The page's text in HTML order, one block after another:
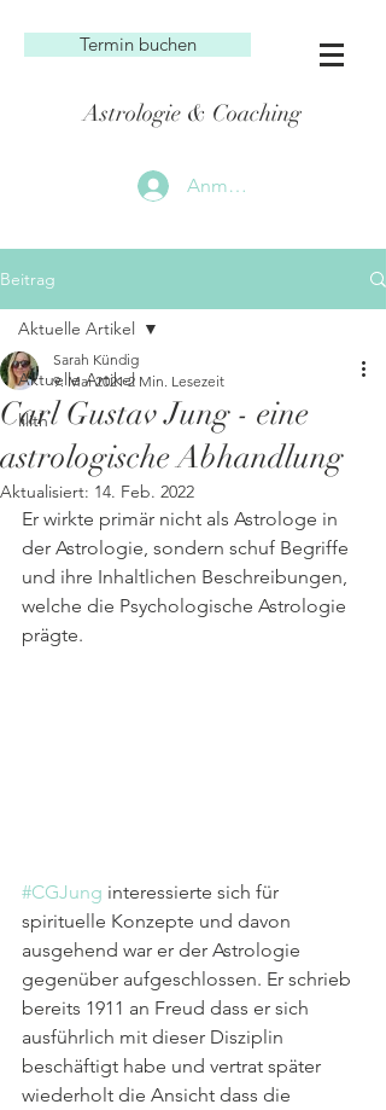
Termin buchen
Astrologie & Coaching
Anmelden
Beitrag
Aktuelle Artikel
lilith
Aktuelle Artikel
Carl Gustav Jung - eine
astrologische Abhandlung
Sarah Kündig
9. Mai 2021 2 Min. Lesezeit
Aktualisiert: 14. Feb. 2022
Er wirkte primär nicht als Astrologe in
der Astrologie, sondern schuf Begriffe
und ihre Inhaltlichen Beschreibungen,
welche die Psychologische Astrologie
prägte.
#CGJung interessierte sich für
spirituelle Konzepte und davon
ausgehend war er der Astrologie
gegenüber aufgeschlossen. Er schrieb
bereits 1911 an Freud dass er sich
ausführlich mit dieser Disziplin
beschäftigt habe und vertrat später
wiederholt die Ansicht dass die